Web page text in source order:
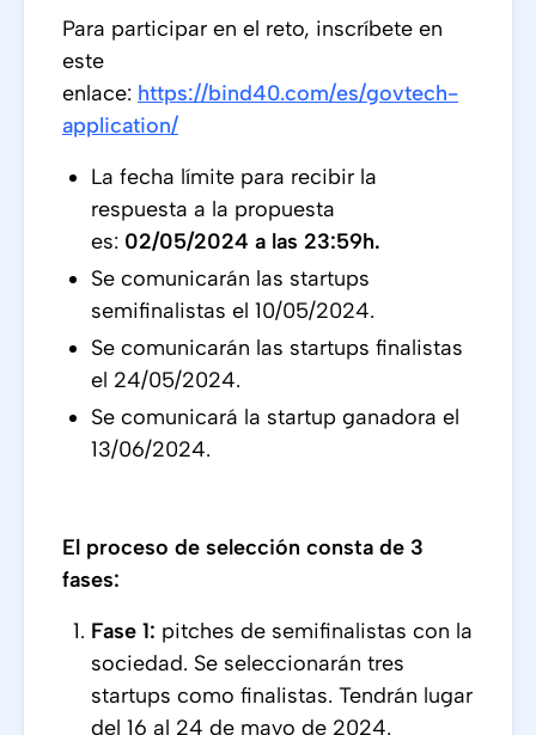
Para participar en el reto, inscríbete en
este
enlace: https://bind40.com/es/govtech-
application/
La fecha límite para recibir la
respuesta a la propuesta
es: 02/05/2024 a las 23:59h.
Se comunicarán las startups
semifinalistas el 10/05/2024.
Se comunicarán las startups finalistas
el 24/05/2024.
Se comunicará la startup ganadora el
13/06/2024.
El proceso de selección consta de 3
fases:
Fase 1: pitches de semifinalistas con la
sociedad. Se seleccionarán tres
startups como finalistas. Tendrán lugar
del 16 al 24 de mayo de 2024.